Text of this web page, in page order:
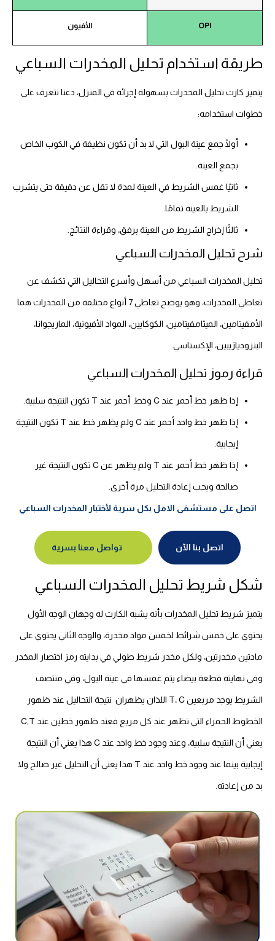
OPI الأفيون
طريقة استخدام تحليل المخدرات السباعي
يتميز كارت تحليل المخدرات بسهولة إجرائه في المنزل، دعنا نتعرف على
خطوات استخدامه:
أولًا جمع عينة البول التي لا بد أن تكون نظيفة في الكوب الخاص
بجمع العينة.
ثانيًا غمس الشريط في العينة لمدة لا تقل عن دقيقة حتى يتشرب
الشريط بالعينة تمامًا.
ثالثًا إخراج الشريط من العينة برفق، وقراءة النتائج.
شرح تحليل المخدرات السباعي
تحليل المخدرات السباعي من أسهل وأسرع التحاليل التي تكشف عن
تعاطي المخدرات، وهو يوضح تعاطي 7 أنواع مختلفة من المخدرات هما
الأمفيتامين، الميثامفيتامين، الكوكايين، المواد الأفيونية، الماريجوانا،
البنزوديازيبين، الإكستاسي
قراءة رموز تحليل المخدرات السباعي
إذا ظهر خط أحمر عند C وخط أحمر عند T تكون النتيجة سلبية.
إذا ظهر خط واحد أحمر عند C ولم يظهر خط عند T تكون النتيجة
إيجابية.
إذا ظهر خط أحمر عند T ولم يظهر عن C تكون النتيجة غير
صالحة ويجب إعادة التحليل مرة أخرى.
اتصل على مستشفى الامل بكل سرية لأختبار المخدرات السباعي
اتصل بنا الآن تواصل معنا بسرية
شكل شريط تحليل المخدرات السباعي
يتميز شريط تحليل المخدرات بأنه يشبه الكارت له وجهان الوجه الأول
يحتوي على خمس شرائط لخمس مواد مخدرة، والوجه الثاني يحتوي على
مادتين مخدرتين، ولكل مخدر شريط طولي في بدايته رمز اختصار المخدر
وفي نهايته قطعة بيضاء يتم غمسها في عينة البول، وفي منتصف
الشريط يوجد مربعين T، C اللذان يظهران نتيجة التحاليل عند ظهور
الخطوط الحمراء التي تظهر عند كل مربع فعند ظهور خطين عند C,T
يعني أن النتيجة سلبية، وعند وجود خط واحد عند C هذا يعني أن النتيجة
إيجابية بينما عند وجود خط واحد عند T هذا يعني أن التحليل غير صالح ولا
بد من إعادته.